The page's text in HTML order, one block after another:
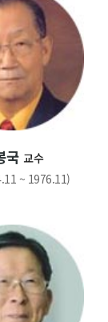
국 교수
~ 1976.11)